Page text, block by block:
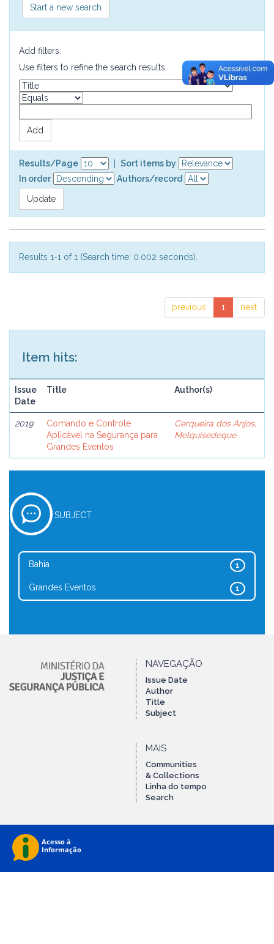
Start a new search
Add filters:
Use filters to refine the search results.
Results/Page
Sort items by
In order
Authors/record
Results 1-1 of 1 (Search time: 0.002 seconds).
previous 1 next
Item hits:
Issue
Date
Title Author(s)
2019
Comando e Controle
Aplicável na Segurança para
Grandes Eventos
Cerqueira dos Anjos,
Melquisedeque
SUBJECT
1
Bahia
1
Grandes Eventos
NAVEGAÇÃO
Issue Date
Author
Title
Subject
MAIS
Communities
& Collections
Linha do tempo
Search